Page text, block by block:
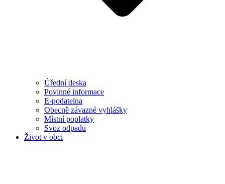
Úřední deska
Povinné informace
E-podatelna
Obecně závazné vyhlášky
Místní poplatky
Svoz odpadu
Život v obci